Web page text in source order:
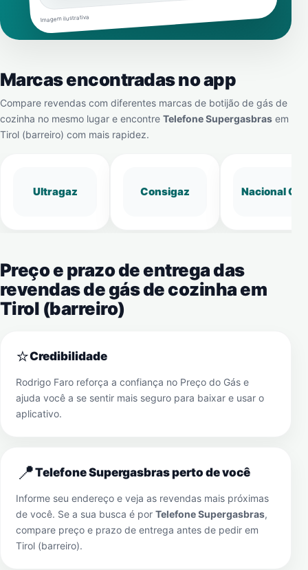
Imagem ilustrativa
Marcas encontradas no app
Compare revendas com diferentes marcas de botijão de gás de
cozinha no mesmo lugar e encontre Telefone Supergasbras em
Tirol (barreiro) com mais rapidez.
Ultragaz Consigaz Nacional Gás
Preço e prazo de entrega das
revendas de gás de cozinha em
Tirol (barreiro)
⭐Credibilidade
Rodrigo Faro reforça a confiança no Preço do Gás e
ajuda você a se sentir mais seguro para baixar e usar o
aplicativo.
📍Telefone Supergasbras perto de você
Informe seu endereço e veja as revendas mais próximas
de você. Se a sua busca é por Telefone Supergasbras,
compare preço e prazo de entrega antes de pedir em
Tirol (barreiro).